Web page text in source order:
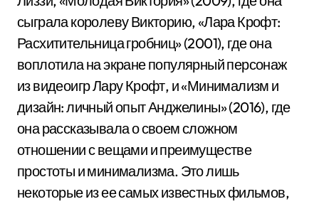
сыграла королеву Викторию, «Лара Крофт:
Расхитительница гробниц» (2001), где она
воплотила на экране популярный персонаж
из видеоигр Лару Крофт, и «Минимализм и
дизайн: личный опыт Анджелины» (2016), где
она рассказывала о своем сложном
отношении с вещами и преимуществе
простоты и минимализма. Это лишь
некоторые из ее самых известных фильмов,